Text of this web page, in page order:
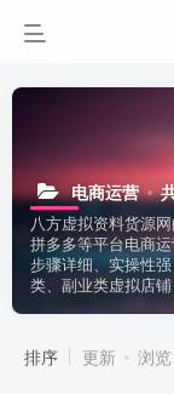
电商运营
八方虚拟资料货源
拼多多等平台电商
步骤详细、实操性
类、副业类虚拟店
排序 更新 浏览